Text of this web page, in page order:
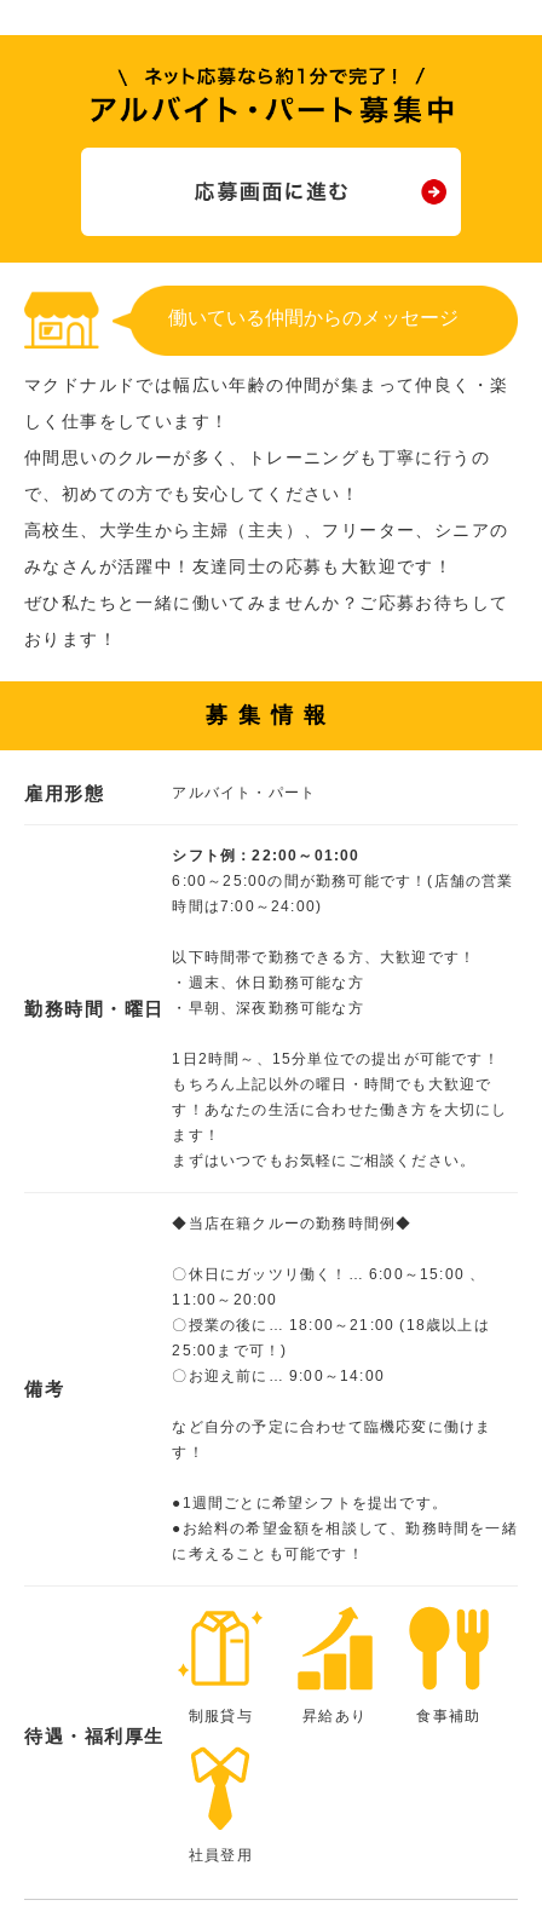
働いている仲間からのメッセージ
マクドナルドでは幅広い年齢の仲間が集まって仲良く・楽
しく仕事をしています！
仲間思いのクルーが多く、トレーニングも丁寧に行うの
で、初めての方でも安心してください！
高校生、大学生から主婦（主夫）、フリーター、シニアの
みなさんが活躍中！友達同士の応募も大歓迎です！
ぜひ私たちと一緒に働いてみませんか？ご応募お待ちして
おります！
募集情報
雇用形態 アルバイト・パート
勤務時間・曜日
シフト例：22:00～01:00
6:00～25:00の間が勤務可能です！(店舗の営業
時間は7:00～24:00)
以下時間帯で勤務できる方、大歓迎です！
・週末、休日勤務可能な方
・早朝、深夜勤務可能な方
1日2時間～、15分単位での提出が可能です！
もちろん上記以外の曜日・時間でも大歓迎で
す！あなたの生活に合わせた働き方を大切にし
ます！
まずはいつでもお気軽にご相談ください。
備考
◆当店在籍クルーの勤務時間例◆
〇休日にガッツリ働く！… 6:00～15:00 、
11:00～20:00
〇授業の後に… 18:00～21:00 (18歳以上は
25:00まで可！)
〇お迎え前に… 9:00～14:00
など自分の予定に合わせて臨機応変に働けま
す！
●1週間ごとに希望シフトを提出です。
●お給料の希望金額を相談して、勤務時間を一緒
に考えることも可能です！
待遇・福利厚生
制服貸与 昇給あり 食事補助
社員登用